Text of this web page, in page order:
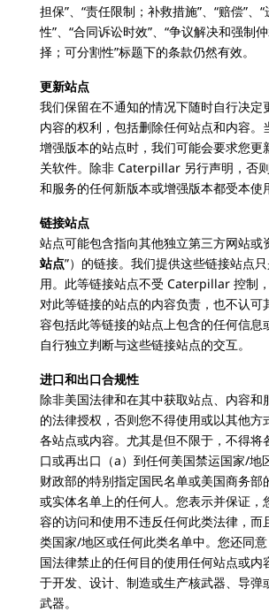
担保”、“责任限制；补救措施”、“赔偿”、
性”、“合同诉讼时效”、“争议解决和强制
择；可分割性”标题下的条款仍然有效。
更新站点
我们保留在不通知的情况下随时自行决定
内容的权利，包括删除任何站点和内容。
增强版本的站点时，我们可能会要求您更
关软件。除非 Caterpillar 另行声明，否
和服务的任何新版本或增强版本都受本使
链接站点
站点可能包含指向其他独立第三方网站或
站点”）的链接。我们提供这些链接站点
用。此等链接站点不受 Caterpillar 控制
对此等链接的站点的内容负责，也不认可
容包括此等链接的站点上包含的任何信息
自行独立判断与这些链接站点的交互。
进口和出口合规性
除非美国法律和在其中获取站点、内容和
的法律授权，否则您不得使用或以其他方
各站点或内容。尤其是但不限于，不得将
口或再出口（a）到任何美国禁运国家/地
财政部的特别指定国民名单或美国商务部
或实体名单上的任何人。您表示并保证，
容的访问和使用不违反任何此类法律，而
类国家/地区或任何此类名单中。您还同
国法律禁止的任何目的使用任何站点或内
于开发、设计、制造或生产核武器、导弹
武器。